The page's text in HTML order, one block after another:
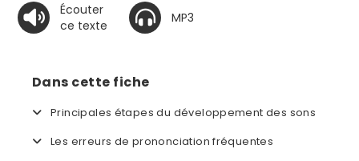
Écouter
ce texte
MP3
Dans cette fiche
Principales étapes du développement des sons
Les erreurs de prononciation fréquentes